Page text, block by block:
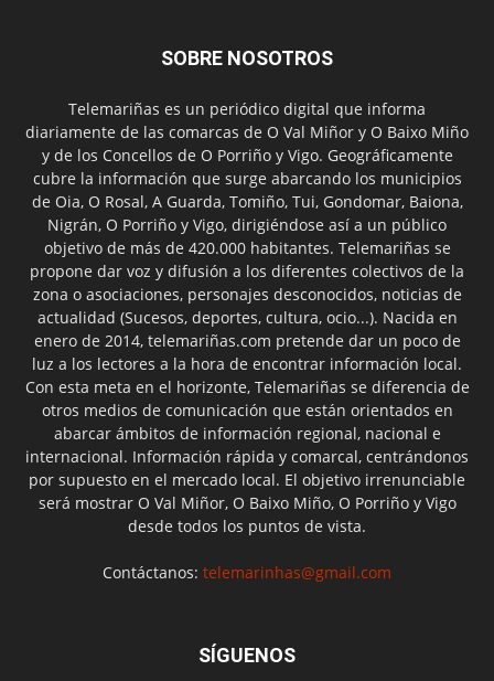
SOBRE NOSOTROS
Telemariñas es un periódico digital que informa
diariamente de las comarcas de O Val Miñor y O Baixo Miño
y de los Concellos de O Porriño y Vigo. Geográficamente
cubre la información que surge abarcando los municipios
de Oia, O Rosal, A Guarda, Tomiño, Tui, Gondomar, Baiona,
Nigrán, O Porriño y Vigo, dirigiéndose así a un público
objetivo de más de 420.000 habitantes. Telemariñas se
propone dar voz y difusión a los diferentes colectivos de la
zona o asociaciones, personajes desconocidos, noticias de
actualidad (Sucesos, deportes, cultura, ocio...). Nacida en
enero de 2014, telemariñas.com pretende dar un poco de
luz a los lectores a la hora de encontrar información local.
Con esta meta en el horizonte, Telemariñas se diferencia de
otros medios de comunicación que están orientados en
abarcar ámbitos de información regional, nacional e
internacional. Información rápida y comarcal, centrándonos
por supuesto en el mercado local. El objetivo irrenunciable
será mostrar O Val Miñor, O Baixo Miño, O Porriño y Vigo
desde todos los puntos de vista.
Contáctanos: telemarinhas@gmail.com
SÍGUENOS